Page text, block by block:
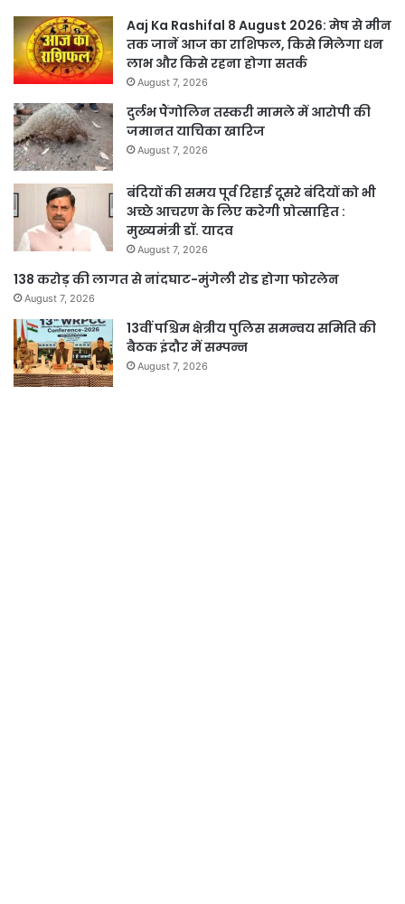
Aaj Ka Rashifal 8 August 2026: मेष से मीन
तक जानें आज का राशिफल, किसे मिलेगा धन
लाभ और किसे रहना होगा सतर्क
August 7, 2026
दुर्लभ पैंगोलिन तस्करी मामले में आरोपी की
जमानत याचिका खारिज
August 7, 2026
बंदियों की समय पूर्व रिहाई दूसरे बंदियों को भी
अच्छे आचरण के लिए करेगी प्रोत्साहित :
मुख्यमंत्री डॉ. यादव
August 7, 2026
138 करोड़ की लागत से नांदघाट-मुंगेली रोड होगा फोरलेन
August 7, 2026
13वीं पश्चिम क्षेत्रीय पुलिस समन्वय समिति की
बैठक इंदौर में सम्पन्न
August 7, 2026